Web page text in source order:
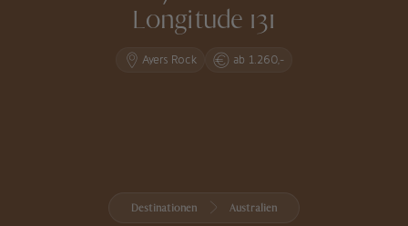
Longitude 131
Ayers Rock ab 1.260,-
Destinationen Australien